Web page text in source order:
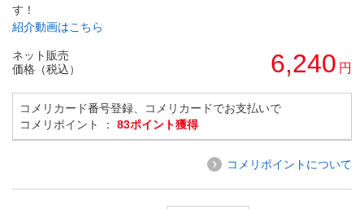
す！
紹介動画はこちら
ネット販売
価格（税込）
6,240 円
コメリカード番号登録、コメリカードでお支払いで
コメリポイント ： 83ポイント獲得
コメリポイントについて